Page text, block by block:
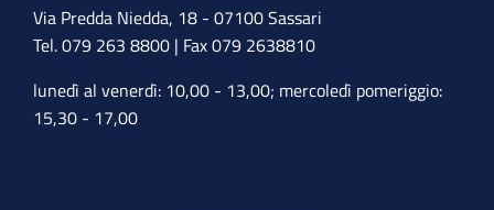
Via Predda Niedda, 18 - 07100 Sassari
Tel. 079 263 8800 | Fax 079 2638810
lunedì al venerdì: 10,00 - 13,00; mercoledì pomeriggio:
15,30 - 17,00